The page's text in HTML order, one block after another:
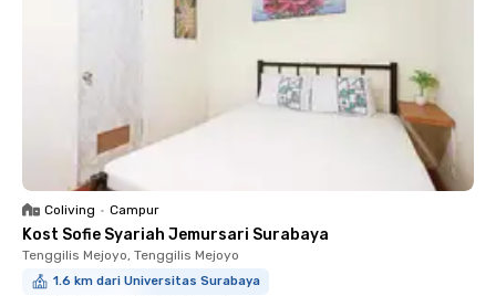
Coliving • Campur
Kost Sofie Syariah Jemursari Surabaya
Tenggilis Mejoyo, Tenggilis Mejoyo
1.6 km dari Universitas Surabaya